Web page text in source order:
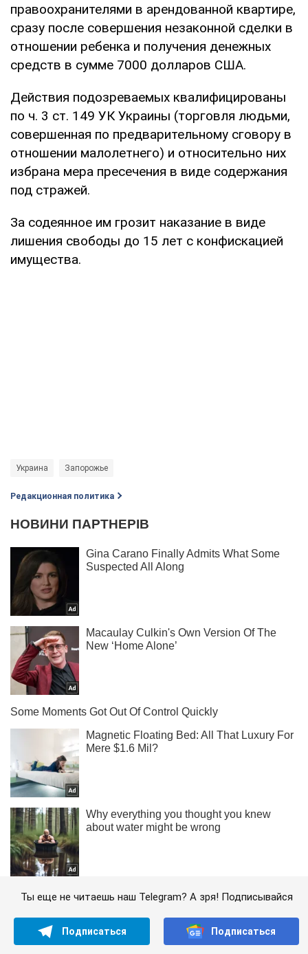
правоохранителями в арендованной квартире,
сразу после совершения незаконной сделки в
отношении ребенка и получения денежных
средств в сумме 7000 долларов США.
Действия подозреваемых квалифицированы
по ч. 3 ст. 149 УК Украины (торговля людьми,
совершенная по предварительному сговору в
отношении малолетнего) и относительно них
избрана мера пресечения в виде содержания
под стражей.
За содеянное им грозит наказание в виде
лишения свободы до 15 лет с конфискацией
имущества.
Украина Запорожье
Редакционная политика
Ты еще не читаешь наш Telegram? А зря! Подписывайся
Подписаться Подписаться